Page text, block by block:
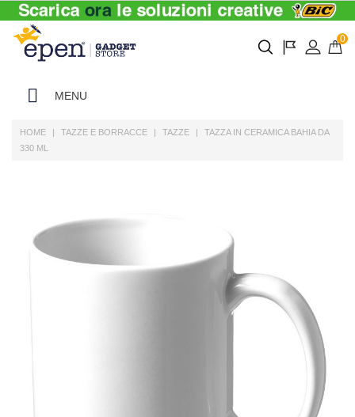
0
MENU
HOME TAZZE E BORRACCE TAZZE
TAZZA IN CERAMICA BAHIA DA
330 ML